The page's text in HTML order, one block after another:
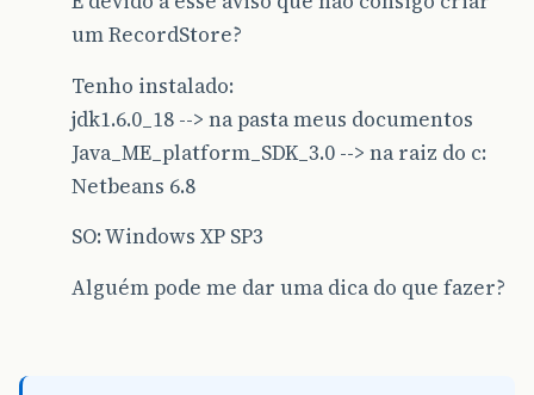
um RecordStore?
Tenho instalado:
jdk1.6.0_18 --> na pasta meus documentos
Java_ME_platform_SDK_3.0 --> na raiz do c:
Netbeans 6.8
SO: Windows XP SP3
Alguém pode me dar uma dica do que fazer?